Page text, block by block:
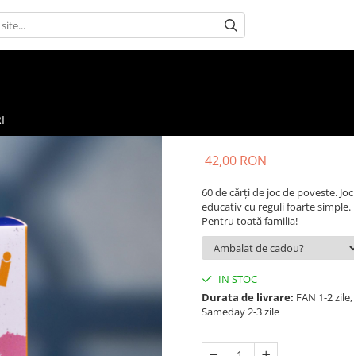
42,00 RON
60 de cărți de joc de poveste. Joc
educativ cu reguli foarte simple.
Pentru toată familia!
IN STOC
Durata de livrare: FAN 1-2 zile,
Sameday 2-3 zile